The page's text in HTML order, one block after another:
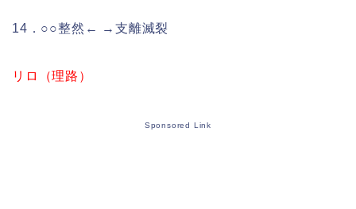
14．○○整然← →支離滅裂
リロ（理路）
Sponsored Link